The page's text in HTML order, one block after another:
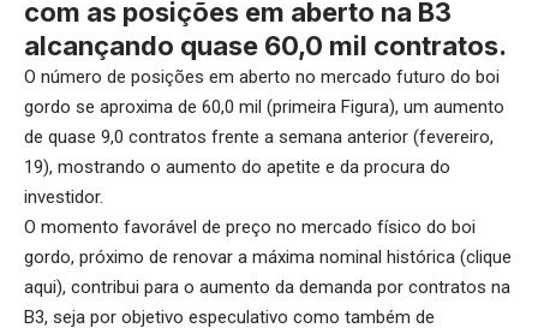
com as posições em aberto na B3
alcançando quase 60,0 mil contratos.
O número de posições em aberto no mercado futuro do boi
gordo se aproxima de 60,0 mil (primeira Figura), um aumento
de quase 9,0 contratos frente a semana anterior (fevereiro,
19), mostrando o aumento do apetite e da procura do
investidor.
O momento favorável de preço no mercado físico do boi
gordo, próximo de renovar a máxima nominal histórica (clique
aqui), contribui para o aumento da demanda por contratos na
B3, seja por objetivo especulativo como também de